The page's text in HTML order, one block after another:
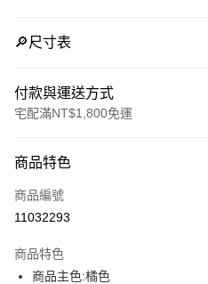
🔎尺寸表
付款與運送方式
宅配滿NT$1,800免運
信用卡一次付款
LINE Pay
街口支付
商品特色
商品編號
11032293
商品特色
商品主色:橘色